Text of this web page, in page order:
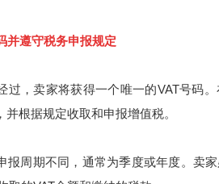
并遵守税务申报规定
，卖家将获得一个唯一的VAT号码。
并根据规定收取和申报增值税。
周期不同，通常为季度或年度。卖家